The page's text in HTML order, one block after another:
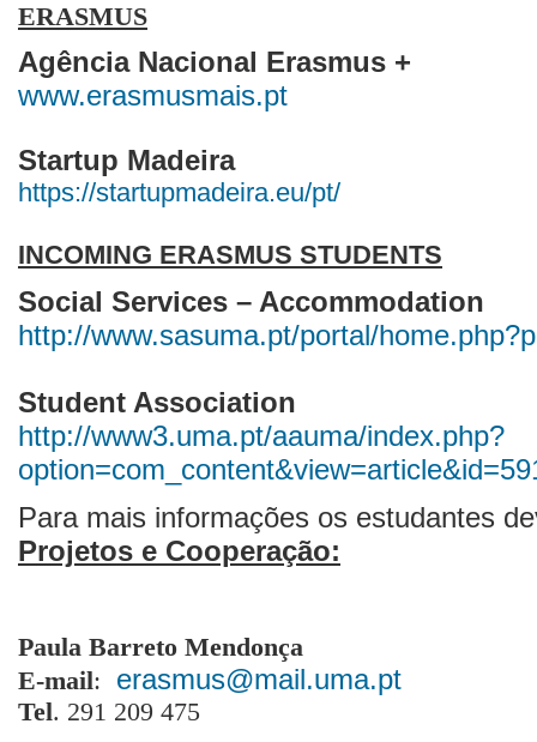
ERASMUS
Agência Nacional Erasmus +
www.erasmusmais.pt
Startup Madeira
https://startupmadeira.eu/pt/
INCOMING ERASMUS STUDENTS
Social Services – Accommodation
http://www.sasuma.pt/portal/
Student Association
http://www3.uma.pt/aauma/index.php?
Para mais informações os estudantes
Projetos e Cooperação:
Paula Barreto Mendonça
E-mail: erasmus@mail.uma.pt
Tel. 291 209 475